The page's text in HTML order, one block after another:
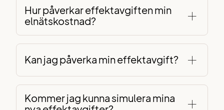
Hur påverkar effektavgiften min
elnätskostnad?
Kan jag påverka min effektavgift?
Kommer jag kunna simulera mina